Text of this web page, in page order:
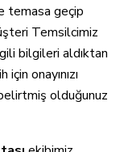
temasa geçip
Temsilcimiz
bilgileri aldıktan
onayınızı
olduğunuz